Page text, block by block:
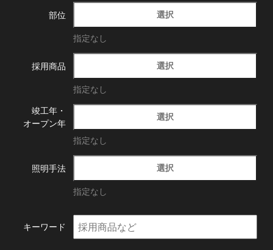
部位 選択
指定なし
採用商品 選択
指定なし
竣工年・
オープン年
選択
指定なし
照明手法 選択
指定なし
キーワード